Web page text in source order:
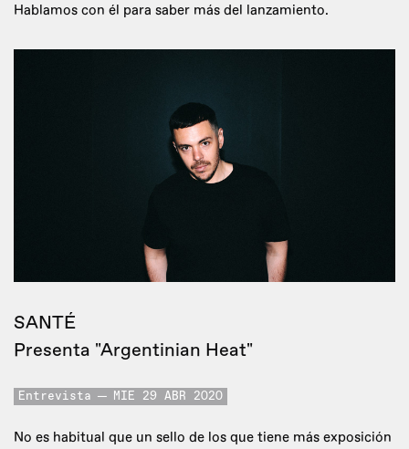
Hablamos con él para saber más del lanzamiento.
SANTÉ
Presenta "Argentinian Heat"
Entrevista MIE 29 ABR 2020
No es habitual que un sello de los que tiene más exposición